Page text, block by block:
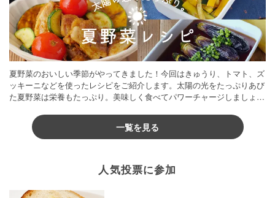
夏野菜のおいしい季節がやってきました！今回はきゅうり、トマト、ズ
ッキーニなどを使ったレシピをご紹介します。太陽の光をたっぷりあび
た夏野菜は栄養もたっぷり。美味しく食べてパワーチャージしましょう
一覧を見る
人気投票に参加